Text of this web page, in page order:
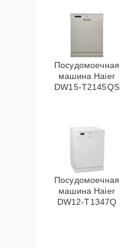
Посудомоечная
машина Haier
DW15-T2145QS
Посудомоечная
машина Haier
DW12-T1347Q